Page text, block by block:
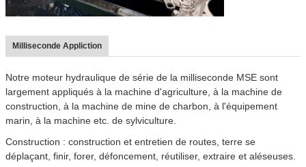
Milliseconde Appliction
Notre moteur hydraulique de série de la milliseconde MSE sont
largement appliqués à la machine d'agriculture, à la machine de
construction, à la machine de mine de charbon, à l'équipement
marin, à la machine etc. de sylviculture.
Construction : construction et entretien de routes, terre se
déplaçant, finir, forer, défoncement, réutiliser, extraire et aléseuses.